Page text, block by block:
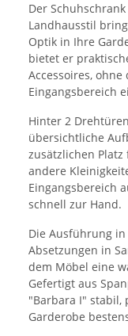
Der
Landhausstil
Optik in Ihre
bietet er
Accessoires,
Eingangsbereich
Hinter 2
übersichtliche
zusätzlichen
andere
Eingangsbereich
schnell zur Hand.
Die Ausführung
Absetzungen in
dem Möbel eine
Gefertigt aus
"Barbara I" stabil,
Garderobe